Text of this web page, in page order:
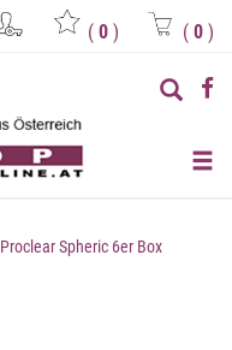
( 0 ) ( 0 )
Proclear Spheric 6er Box